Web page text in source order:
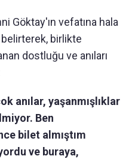
Göktay'ın vefatına hala
birlikte
dostluğu ve anıları
anılar, yaşanmışlıklar
Ben
bilet almıştım
ve buraya,